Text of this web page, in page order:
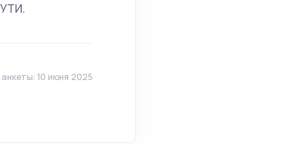
10 июня 2025